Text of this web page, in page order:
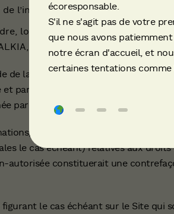
écoresponsable.
S'il ne s'agit pas de votre
que nous avons
notre écran d'accueil, et
certaines tentations
l’ingénierie inverse sur le Site et/
louer, concéder ou exploiter, de
tout ou partie du Site et/ou
de la Propriété Intellectuelle, toute
par quelque procédé que ce soit
par les articles L.335-2 et suivants
marques, signes et/logos,
le cas échéant) relatives aux
constituerait une
le cas échéant sur le Site qui